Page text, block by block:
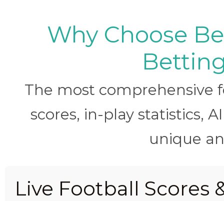
Why Choose
The most
scores, in-play statistics,
unique
Live Football Scores